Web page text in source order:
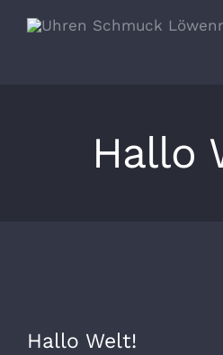
Hallo
Hallo Welt!